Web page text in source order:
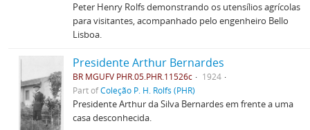
Peter Henry Rolfs demonstrando os utensílios agrícolas
para visitantes, acompanhado pelo engenheiro Bello
Lisboa.
Presidente Arthur Bernardes
BR MGUFV PHR.05.PHR.11526c
1924
Part ofColeção P. H. Rolfs (PHR)
Presidente Arthur da Silva Bernardes em frente a uma
casa desconhecida.